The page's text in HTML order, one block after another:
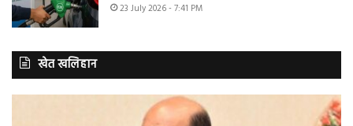
23 July 2026 - 7:41 PM
खेत खलिहान